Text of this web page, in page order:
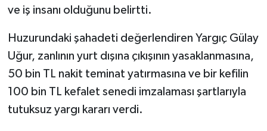
ve iş insanı olduğunu belirtti.
Huzurundaki şahadeti değerlendiren Yargıç Gülay
Uğur, zanlının yurt dışına çıkışının yasaklanmasına,
50 bin TL nakit teminat yatırmasına ve bir kefilin
100 bin TL kefalet senedi imzalaması şartlarıyla
tutuksuz yargı kararı verdi.